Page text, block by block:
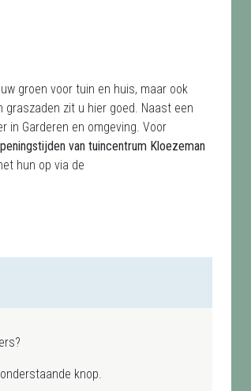
groen voor tuin en huis, maar ook
zit u hier goed. Naast een
in Garderen en omgeving. Voor
van tuincentrum Kloezeman
hun op via de
knop.